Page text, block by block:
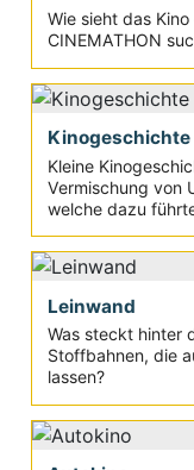
Wie sieht das
CINEMATHON
Kinogeschichte
Kleine
Vermischung von
welche dazu
Leinwand
Was steckt hinter
Stoffbahnen, die
lassen?